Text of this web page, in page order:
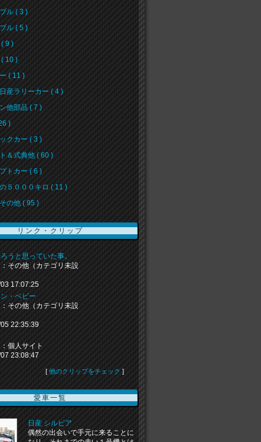
ル ( 3 )
ル ( 5 )
9 )
( 10 )
( 11 )
産ラリーカー ( 4 )
他部品 ( 7 )
)
クカー ( 3 )
＆式典他 ( 60 )
トカー ( 6 )
５０００キロ ( 11 )
の他 ( 95 )
リンク・クリップ
うと思っていた事。
その他（カテゴリ未設
17:07:25
・ベビー
その他（カテゴリ未設
22:35:39
個人サイト
23:08:47
[ 他のクリップをチェック ]
愛車一覧
日産 シルビア
偶然の出会いで手元に来ることに